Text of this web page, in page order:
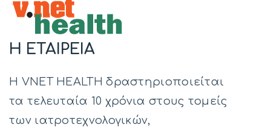
Η ΕΤΑΙΡΕΙΑ
Η VΝΕΤ HEALTH δραστηριοποιείται
τα τελευταία 10 χρόνια στους τομείς
των ιατροτεχνολογικών,